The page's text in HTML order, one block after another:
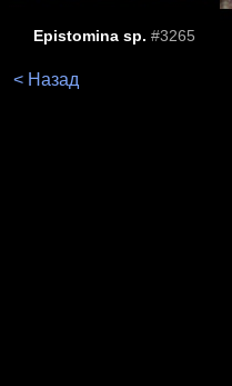
Epistomina sp. #3265
< Назад